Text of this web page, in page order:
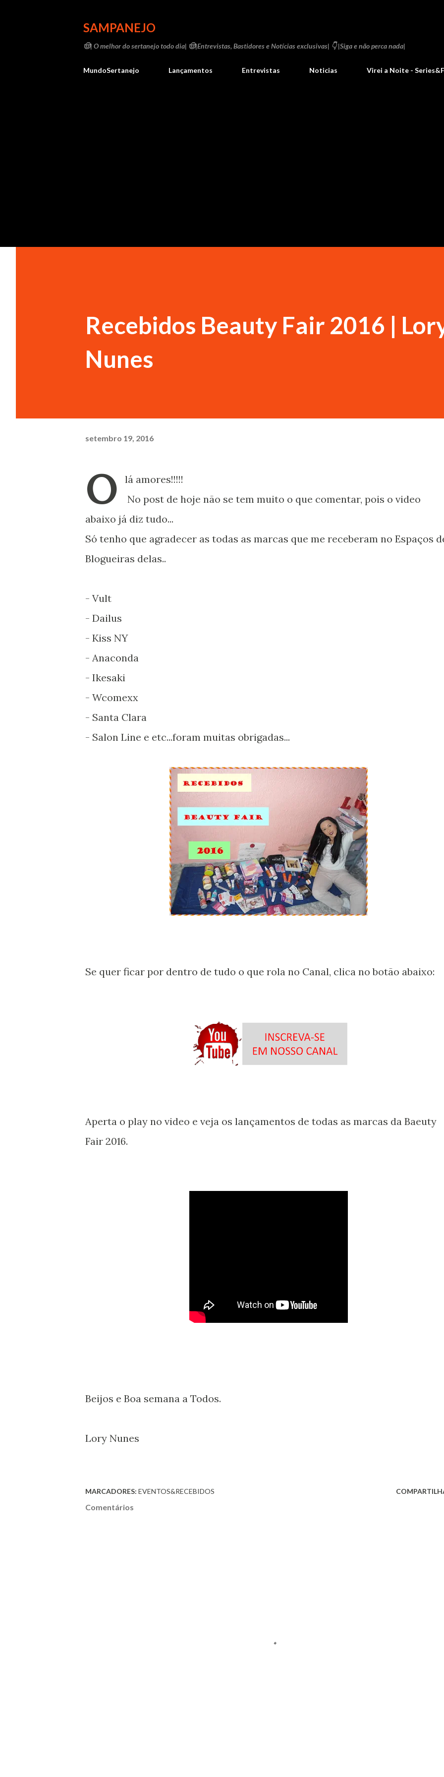
SAMPANEJO
🤠| O melhor do sertanejo todo dia| 🤠|Entrevistas, Bastidores e Notícias exclusivas| 👇 |Siga e não perca nada|
MundoSertanejo Lançamentos Entrevistas Noticias Virei a Noite -
Recebidos Beauty Fair 2016 |
Nunes
setembro 19, 2016
O
lá amores!!!!!
No post de hoje não se tem muito o que comentar, pois o video
abaixo já diz tudo...
Só tenho que agradecer as todas as marcas que me receberam no Espaços
Blogueiras delas..
- Vult
- Dailus
- Kiss NY
- Anaconda
- Ikesaki
- Wcomexx
- Santa Clara
- Salon Line e etc...foram muitas obrigadas...
Se quer ficar por dentro de tudo o que rola no Canal, clica no botão abaixo:
Aperta o play no video e veja os lançamentos de todas as marcas da Baeuty
Fair 2016.
Beijos e Boa semana a Todos.
Lory Nunes
MARCADORES: EVENTOS&RECEBIDOS
Comentários